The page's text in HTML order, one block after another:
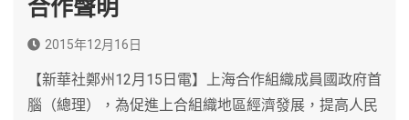
合作聲明
2015年12月16日
【新華社鄭州12月15日電】上海合作組織成員國政府首
腦（總理），為促進上合組織地區經濟發展，提高人民